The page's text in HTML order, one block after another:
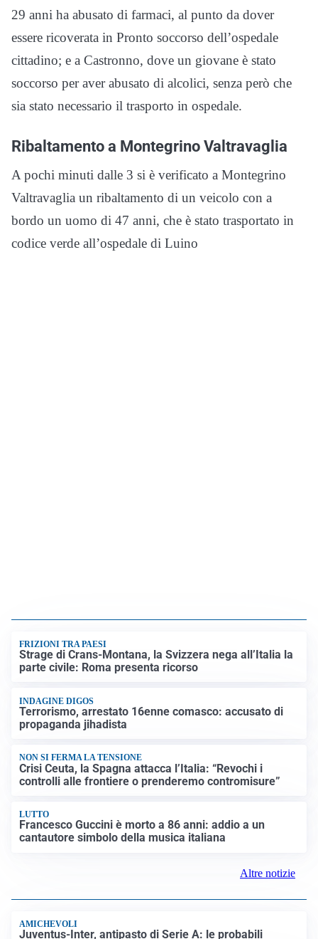
29 anni ha abusato di farmaci, al punto da dover
essere ricoverata in Pronto soccorso dell’ospedale
cittadino; e a Castronno, dove un giovane è stato
soccorso per aver abusato di alcolici, senza però che
sia stato necessario il trasporto in ospedale.
Ribaltamento a Montegrino Valtravaglia
A pochi minuti dalle 3 si è verificato a Montegrino
Valtravaglia un ribaltamento di un veicolo con a
bordo un uomo di 47 anni, che è stato trasportato in
codice verde all’ospedale di Luino
FRIZIONI TRA PAESI
Strage di Crans-Montana, la Svizzera nega all’Italia la
parte civile: Roma presenta ricorso
INDAGINE DIGOS
Terrorismo, arrestato 16enne comasco: accusato di
propaganda jihadista
NON SI FERMA LA TENSIONE
Crisi Ceuta, la Spagna attacca l’Italia: “Revochi i
controlli alle frontiere o prenderemo contromisure”
LUTTO
Francesco Guccini è morto a 86 anni: addio a un
cantautore simbolo della musica italiana
Altre notizie
AMICHEVOLI
Juventus-Inter, antipasto di Serie A: le probabili